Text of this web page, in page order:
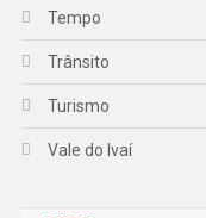
Tempo
Trânsito
Turismo
Vale do Ivaí